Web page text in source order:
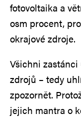
fotovoltaika a
osm procent,
okrajové zdroje.
Všichni
zdrojů – tedy
zpozornět.
jejich mantra o